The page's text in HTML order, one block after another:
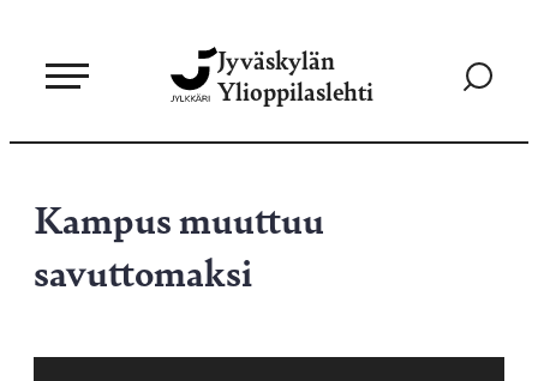
sisältöön
Jyväskylän
Ylioppilaslehti
Siirry
Kampus muuttuu
savuttomaksi